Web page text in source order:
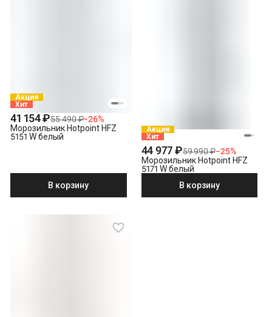
Акция
Хит
41 154 ₽55 490 ₽−26%
Морозильник Hotpoint HFZ
5151 W белый
В корзину
Акция
Хит
44 977 ₽59 990 ₽−25%
Морозильник Hotpoint HFZ
5171 W белый
В корзину